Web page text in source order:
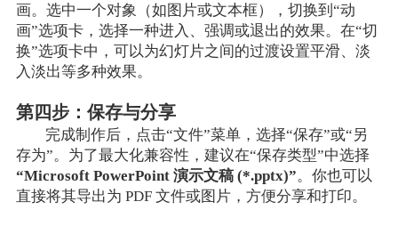
画。选中一个对象（如图片或文本框），切换到“动
画”选项卡，选择一种进入、强调或退出的效果。在“切
换”选项卡中，可以为幻灯片之间的过渡设置平滑、淡
入淡出等多种效果。
第四步：保存与分享
完成制作后，点击“文件”菜单，选择“保存”或“另
存为”。为了最大化兼容性，建议在“保存类型”中选择
“Microsoft PowerPoint 演示文稿 (*.pptx)”。你也可以
直接将其导出为 PDF 文件或图片，方便分享和打印。